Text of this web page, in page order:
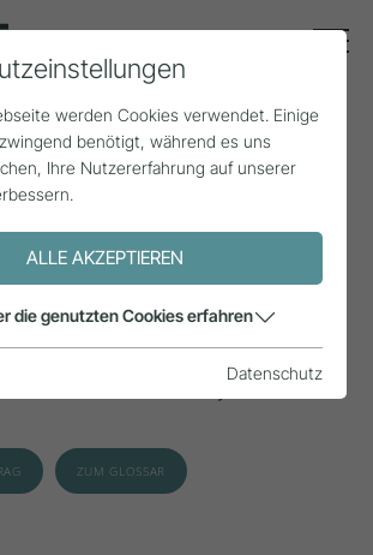
der Reisen, die ein Reisender pro
Regel ein Jahr) unternimmt. Die
auch in die Berechnung der
.
(2021).Tourismus, Hotellerie und
A bis Z
ZUM GLOSSAR
werden Cookies verwendet. Einige
benötigt, während es uns
Ihre Nutzererfahrung auf unserer
ALLE AKZEPTIEREN
die genutzten Cookies erfahren
Datenschutz